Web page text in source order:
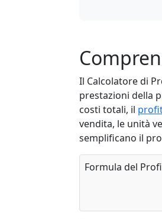
Il Calcolatore di
prestazioni della
costi totali, il
vendita, le unità
semplificano il
Formula del